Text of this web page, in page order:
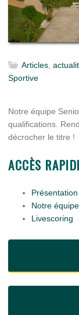
Articles
Sportive
Notre équipe
qualifications.
décrocher le titre !
ACCÈS
Présentation
Notre équipe
Livescoring